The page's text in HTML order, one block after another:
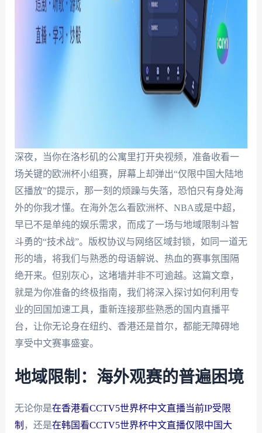
深夜，当你在洛杉矶的公寓里打开央视频，准备收看一
场关键的欧洲杯小组赛，屏幕上却弹出“仅限中国大陆地
区播放”的提示，那一刻的烦躁与失落，恐怕只有身处海
外的你我才懂。在海外怎么看欧洲杯、NBA或是中超，
早已不是单纯的娱乐需求，而成了一场与地域限制斗智
斗勇的“技术战”。版权协议与网络区域封锁，如同一道无
形的墙，将我们与熟悉的母语解说、热血的赛事氛围隔
绝开来。但别灰心，这堵墙并非不可逾越。这篇文章，
就是为你准备的终极指南，我们将深入探讨如何利用专
业的回国加速工具，重新连接那些熟悉的国内直播平
台，让你无论身在纽约、香港还是首尔，都能无障碍地
享受中文赛事盛宴。
地域限制：海外观赛的普遍困境
无论你是在香港看CCTV5世界杯中文直播当前IP受限
制 ，还是在韩国看CCTV5世界杯中文直播仅限中国大